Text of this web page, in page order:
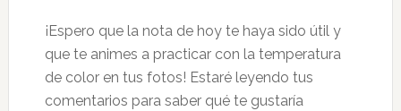
¡Espero que la nota de hoy te haya sido útil y
que te animes a practicar con la temperatura
de color en tus fotos! Estaré leyendo tus
comentarios para saber qué te gustaría